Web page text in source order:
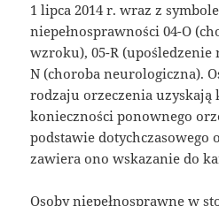
1 lipca 2014 r. wraz z
niepełnosprawności 04-O
wzroku), 05-R
N (choroba neurologiczna).
rodzaju orzeczenia uzyskają
konieczności ponownego
podstawie dotychczasowego
zawiera ono wskazanie do
Osoby niepełnosprawne w